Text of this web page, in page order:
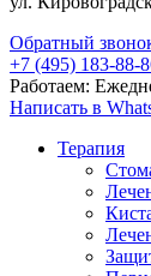
Обратный
+7 (495) 183-88-
Работаем:
Написать в
Терапия